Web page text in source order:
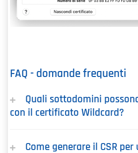
FAQ - domande frequenti
Quali sottodomini
con il certificato Wildcard?
Come generare il CSR